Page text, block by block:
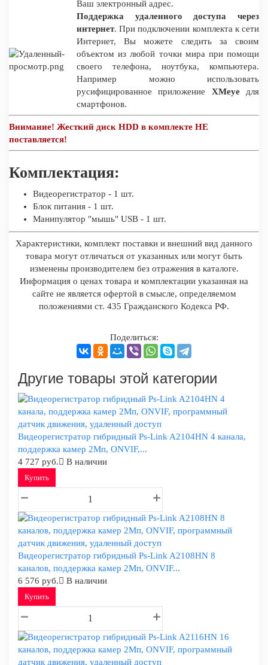
Ваш электронный адрес.
Поддержка удаленного доступа через
интернет. При подключении комплекта к сети
Интернет, Вы можете следить за своим
объектом из любой точки мира при помощи
своего телефона, ноутбука, компьютера.
Например можно использовать
русифицированное приложение XMeyeдля
смартфонов.
Внимание! Жесткий диск HDD в комплекте НЕ
поставляется!
Комплектация:
Видеорегистратор - 1 шт.
Блок питания - 1 шт.
Манипулятор "мышь" USB - 1 шт.
Характеристики, комплект поставки и внешний вид данного
товара могут отличаться от указанных или могут быть
изменены производителем без отражения в каталоге.
Информация о ценах товара и комплектации указанная на
сайте не является офертой в смысле, определяемом
положениями ст. 435 Гражданского Кодекса РФ.
Поделиться:
Другие товары этой категории
Видеорегистратор гибридный Ps-Link A2104HN 4 канала,
поддержка камер 2Мп, ONVIF,...
4 727 руб.
В наличии
Купить
Видеорегистратор гибридный Ps-Link A2108HN 8
каналов, поддержка камер 2Мп, ONVIF...
6 576 руб.
В наличии
Купить